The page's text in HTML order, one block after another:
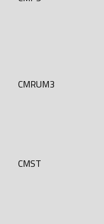
CMRUM3
CMST